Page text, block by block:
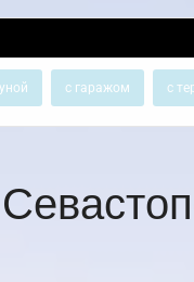
с гаражом с